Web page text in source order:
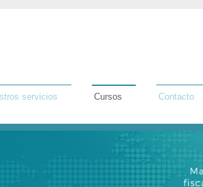
servicios Cursos Contacto